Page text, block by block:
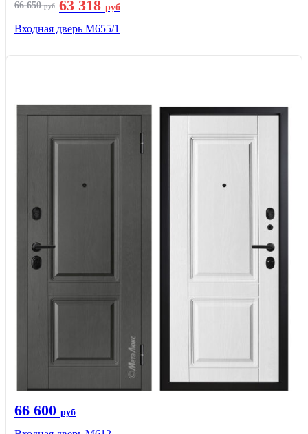
66 650руб 63 318 руб
Входная дверь М655/1
66 600 руб